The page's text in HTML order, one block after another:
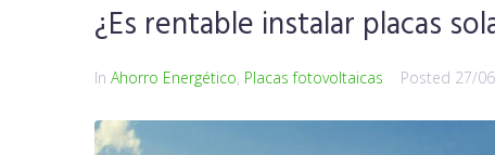
¿Es rentable instalar placas
In Ahorro Energético, Placas fotovoltaicas Posted 27/